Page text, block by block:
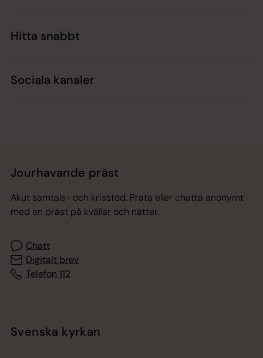
Hitta snabbt
Sociala kanaler
Jourhavande präst
Akut samtals- och krisstöd. Prata eller chatta anonymt
med en präst på kvällar och nätter.
Chatt
Digitalt brev
Telefon 112
Svenska kyrkan